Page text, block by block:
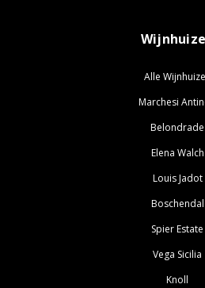
Alle
Marchesi
Belondrade
Elena Walch
Louis Jadot
Boschendal
Spier Estate
Vega Sicilia
Knoll